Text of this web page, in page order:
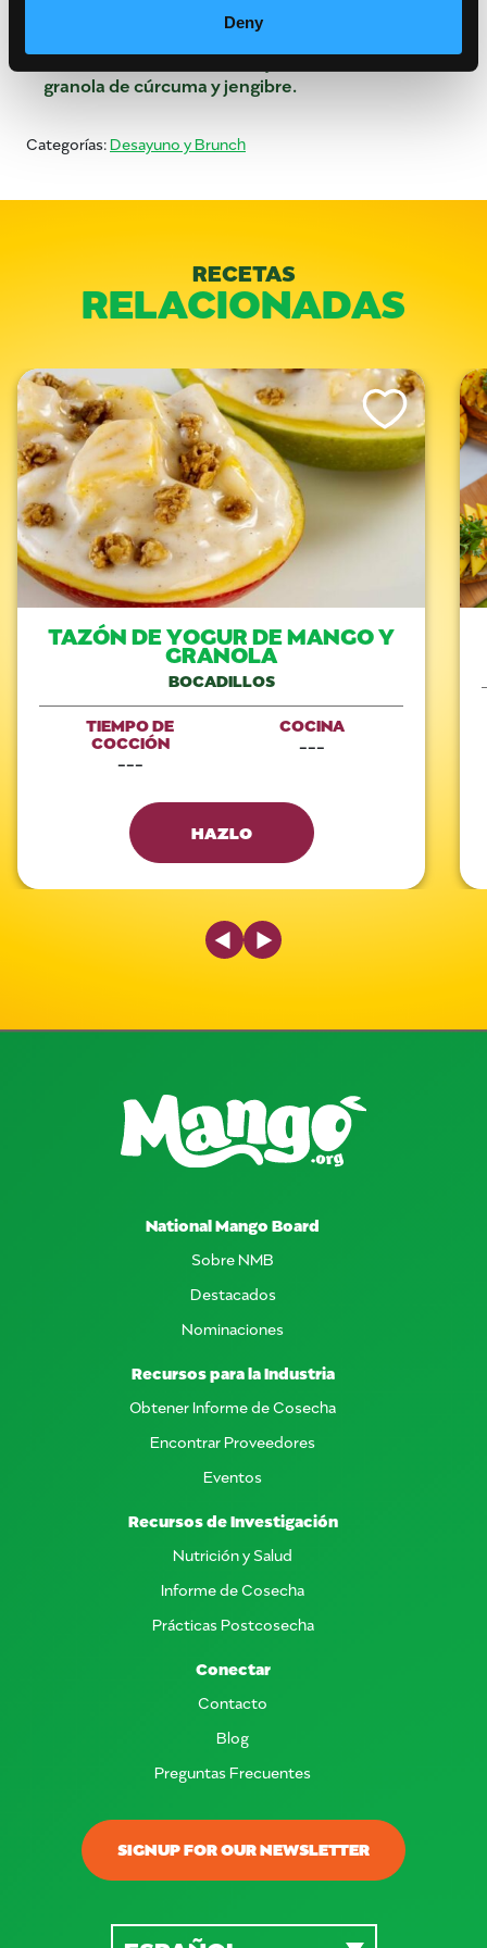
Deny
mango cortado en cubitos, 1 cucharadita de
cerdo cantado, ½ cucharadita de cebolla verde, 3
rebanadas de chile Fresno y 1 cucharada de
granola de cúrcuma y jengibre.
Categorías:Desayuno y Brunch
RECETAS
RELACIONADAS
Like This Recipe
TAZÓN DE YOGUR DE MANGO Y
GRANOLA
BOCADILLOS
TIEMPO DE
COCCIÓN
---
COCINA
---
HAZLO
Previous Slide
Next Slide
SIGNUP FOR OUR NEWSLETTER
National Mango Board
Sobre NMB
Destacados
Nominaciones
Recursos para la Industria
Obtener Informe de Cosecha
Encontrar Proveedores
Eventos
Recursos de Investigación
Nutrición y Salud
Informe de Cosecha
Prácticas Postcosecha
Conectar
Contacto
Blog
Preguntas Frecuentes